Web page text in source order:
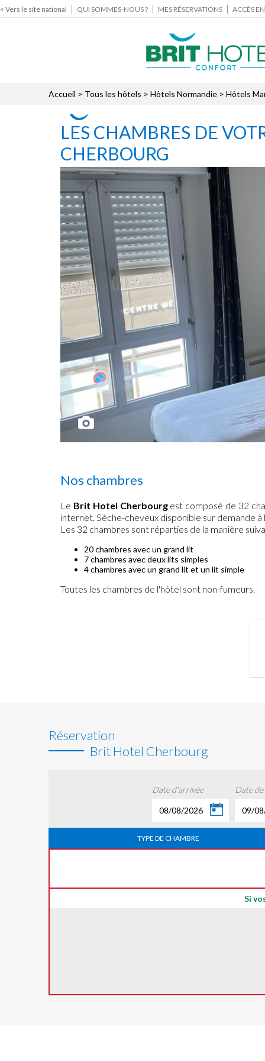
< Vers le site national QUI SOMMES-NOUS ? MES RÉSERVATIONS ACCÈS
Accueil > Tous les hôtels > Hôtels Normandie > Hôtels
LES CHAMBRES DE
CHERBOURG
Nos chambres
Le Brit Hotel Cherbourgest composé de 32
internet. Sèche-cheveux disponible sur demande
Les 32 chambres sont réparties de la manière
20 chambres avec un grand lit
7 chambres avec deux lits simples
4 chambres avec un grand lit et un lit simple
Toutes les chambres de l'hôtel sont non-fumeurs.
Réservation
Brit Hotel Cherbourg
Date d'arrivée
08/08/2026
Date
09/
TYPE DE CHAMBRE
Si